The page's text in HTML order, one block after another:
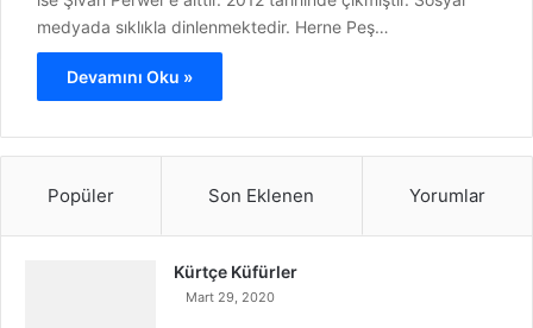
medyada sıklıkla dinlenmektedir. Herne Peş…
Devamını Oku »
Popüler Son Eklenen Yorumlar
Kürtçe Küfürler
Mart 29, 2020